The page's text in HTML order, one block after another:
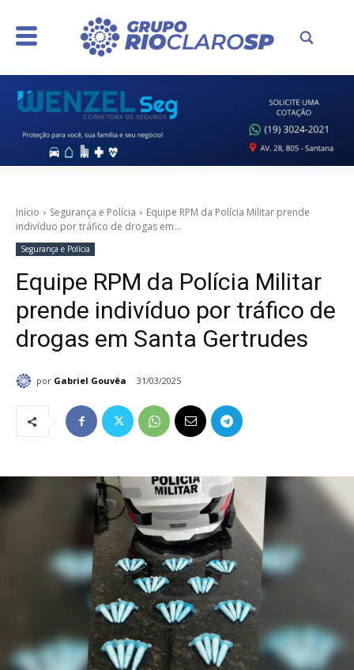
Início Segurança e Polícia
Equipe RPM da Polícia Militar prende
indivíduo por tráfico de drogas em...
Segurança e Polícia
Equipe RPM da Polícia Militar
prende indivíduo por tráfico de
drogas em Santa Gertrudes
por Gabriel Gouvêa 31/03/2025